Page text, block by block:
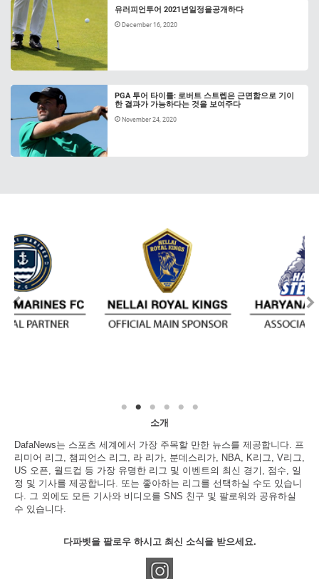
유러피언투어 2021년일정을공개하다
December 16, 2020
PGA 투어 타이틀: 로버트 스트렙은 근면함으로 기이
한 결과가 가능하다는 것을 보여주다
November 24, 2020
소개
DafaNews는 스포츠 세계에서 가장 주목할 만한 뉴스를 제공합니다. 프
리미어 리그, 챔피언스 리그, 라 리가, 분데스리가, NBA, K리그, V리그,
US 오픈, 월드컵 등 가장 유명한 리그 및 이벤트의 최신 경기, 점수, 일
정 및 기사를 제공합니다. 또는 좋아하는 리그를 선택하실 수도 있습니
다. 그 외에도 모든 기사와 비디오를 SNS 친구 및 팔로워와 공유하실
수 있습니다.
다파벳을 팔로우 하시고 최신 소식을 받으세요.